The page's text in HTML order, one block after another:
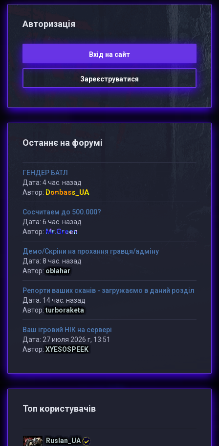
Авторизацiя
Вхiд на сайт
Зареєструватися
Останнє на форумі
ГЕНДЕР БАТЛ
Дата: 4 час. назад
Автор: Donbass_UA
Сосчитаем до 500.000?
Дата: 6 час. назад
Автор: Mr.Green
Демо/Скріни на прохання гравця/адміну
Дата: 8 час. назад
Автор:oblahar
Репорти ваших сканів - загружаємо в даний розділ
Дата: 14 час. назад
Автор: turboraketa
Ваш ігровий НІК на сервері
Дата: 27 июля 2026 г, 13:51
Автор: XYESOSPEEK
Топ користувачів
Ruslan_UA